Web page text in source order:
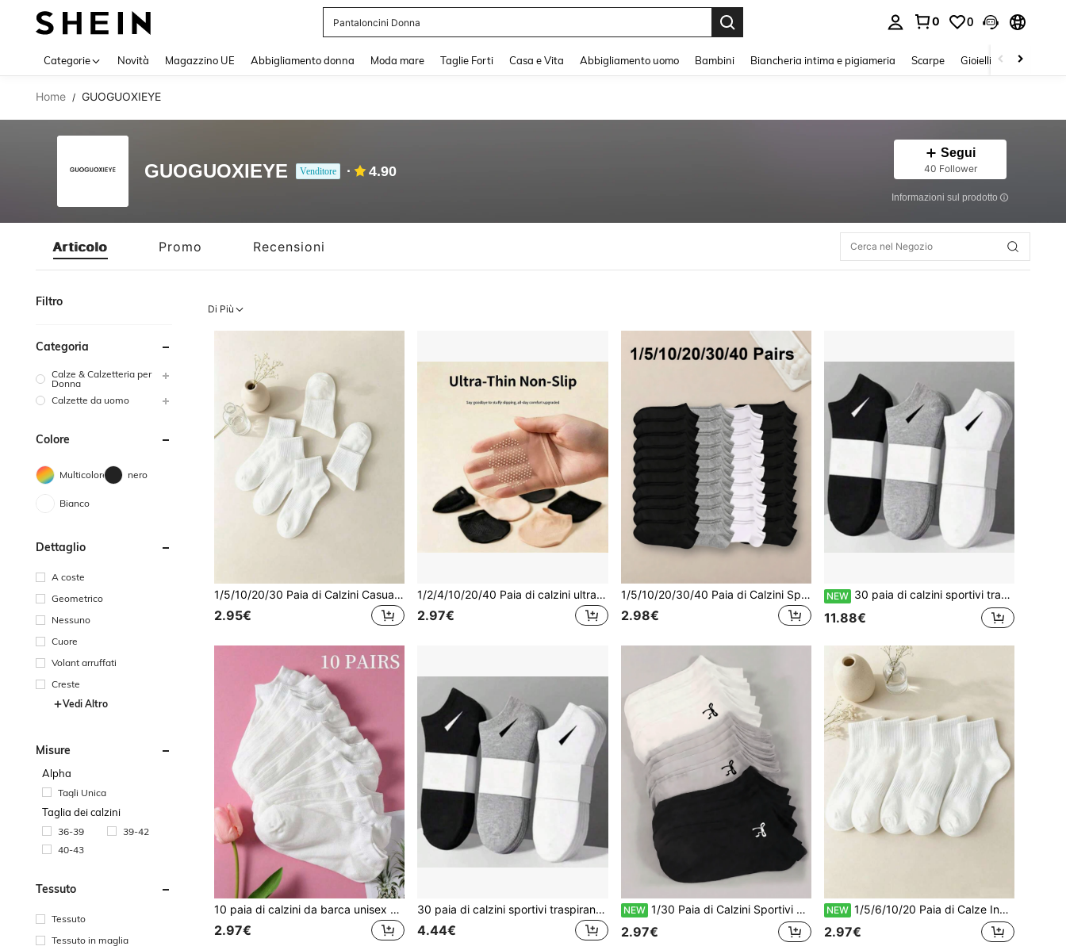
Squishy
0 0
Categorie Novità Magazzino UE Abbigliamento donna Moda mare Taglie Forti Casa e Vita Abbigliamento uomo Bambini Biancheria intima e pigiameria Scarpe Gioielli E Accessori
Home / GUOGUOXIEYE
GUOGUOXIEYE Venditore 4.90
Segui
40 Follower
Informazioni sul prodotto
Articolo Promo Recensioni
Filtro
Categoria
Calze & Calzetteria per
Donna
Calzette da uomo
Colore
Multicolore nero
Bianco
Dettaglio
A coste
Geometrico
Nessuno
Cuore
Volant arruffati
Creste
Vedi Altro
Misure
Alpha
Tagli Unica
Taglia dei calzini
36-39
39-42
40-43
Tessuto
Tessuto
Tessuto in maglia
Di Più
1/5/10/20/30 Paia di Calzini Casual da Uomo, Calzini a Mezza Gamba, Calzini Bianchi, Calzini Invernali, Calzini Neri, Stile Comodo, 2 Colori Disponibili, Adatti per Sport, Stagione di Ritorno a Scuola
2.95€
1/2/4/10/20/40 Paia di calzini ultra sottili per la parte anteriore del piede per donne, scarpe con tacco alto e sandali con punta aperta, calzini estivi sottili invisibili in silicone antiscivolo a mezza pianta
2.97€
1/5/10/20/30/40 Paia di Calzini Sportivi Unisex per Coppie Calzini Invisibili da Barca Primavera Estate Regalo Vacanze Calzini da Donna
2.98€
NEW 30 paia di calzini sportivi traspiranti da uomo, calzini da corsa all'aperto con stampa di lettere alla moda, alta elasticità, comodi, traspiranti, anti-odore e antibatterici
11.88€
10 paia di calzini da barca unisex primavera/estate, sottili, traspiranti, colore unito, versatili, minimalisti, bianchi, calzini da donna, calzini da uomo
2.97€
30 paia di calzini sportivi traspiranti da uomo, calzini da corsa all'aperto con motivo alla moda e alta elasticità, calzini comodi traspiranti anti-odore e antibatterici
4.44€
NEW 1/30 Paia di Calzini Sportivi Neutri, Calzini Minimalisti di Moda Colore Solido Nero/Bianco/Grigio, Adatti per Uso Quotidiano Casual, Opzionale 1 Paio/5 Paia/6 Paia/10 Paia/15 Paia/20 Paia/30 Paia
2.97€
NEW 1/5/6/10/20 Paia di Calze Invernali Spesse Nere e Bianche da Uomo, Moda, Casual, Sport all'Aperto, Calze Alte al Ginocchio Aderenti, Calze Alte Casual Business per Vacanze
2.97€